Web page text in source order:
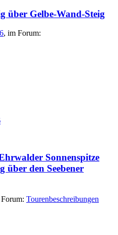
über Gelbe-Wand-Steig
, im Forum:
Sonnenspitze
über den Seebener
Tourenbeschreibungen